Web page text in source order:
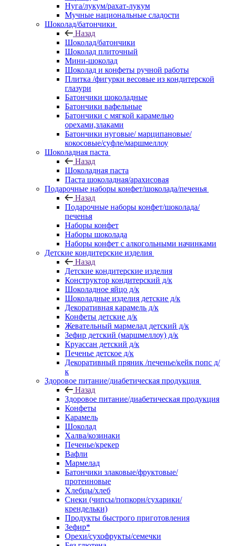
Нуга/лукум/рахат-лукум
Мучные национальные сладости
Шоколад/батончики
Назад
Шоколад/батончики
Шоколад плиточный
Мини-шоколад
Шоколад и конфеты ручной работы
Плитка /фигурки весовые из кондитерской
глазури
Батончики шоколадные
Батончики вафельные
Батончики с мягкой карамелью
орехами,злаками
Батончики нуговые/ марципановые/
кокосовые/суфле/маршмеллоу
Шоколадная паста
Назад
Шоколадная паста
Паста шоколадная/арахисовая
Подарочные наборы конфет/шоколада/печенья
Назад
Подарочные наборы конфет/шоколада/
печенья
Наборы конфет
Наборы шоколада
Наборы конфет с алкогольными начинками
Детские кондитерские изделия
Назад
Детские кондитерские изделия
Конструктор кондитерский д/к
Шоколадное яйцо д/к
Шоколадные изделия детские д/к
Декоративная карамель д/к
Конфеты детские д/к
Жевательный мармелад детский д/к
Зефир детский (маршмеллоу) д/к
Круассан детский д/к
Печенье детское д/к
Декоративный пряник /печенье/кейк попс д/
к
Здоровое питание/диабетическая продукция
Назад
Здоровое питание/диабетическая продукция
Конфеты
Карамель
Шоколад
Халва/козинаки
Печенье/крекер
Вафли
Мармелад
Батончики злаковые/фруктовые/
протеиновые
Хлебцы/хлеб
Снеки (чипсы/попкорн/сухарики/
крендельки)
Продукты быстрого приготовления
Зефир*
Орехи/сухофрукты/семечки